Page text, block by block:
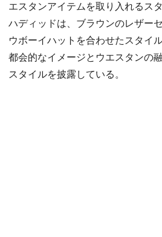
エスタンアイテムを取り入れるス
ハディッドは、ブラウンのレザー
ウボーイハットを合わせたスタイ
都会的なイメージとウエスタンの
スタイルを披露している。